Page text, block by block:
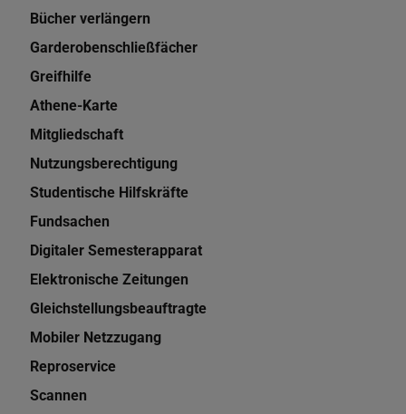
Bücher verlängern
Garderobenschließfächer
Greifhilfe
Athene-Karte
Mitgliedschaft
Nutzungsberechtigung
Studentische Hilfskräfte
Fundsachen
Digitaler Semesterapparat
Elektronische Zeitungen
Gleichstellungsbeauftragte
Mobiler Netzzugang
Reproservice
Scannen